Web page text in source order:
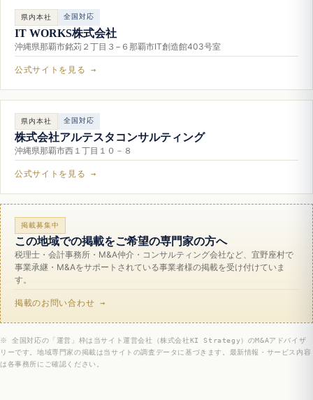
県内本社 全国対応
IT WORKS株式会社
沖縄県那覇市銘苅２丁目３−６那覇市IT創造館403号室
公式サイトを見る →
県内本社 全国対応
株式会社アルテスタコンサルティング
沖縄県那覇市西１丁目１０－８
公式サイトを見る →
掲載募集中
この地域での掲載をご希望の専門家の方へ
税理士・会計事務所・M&A仲介・コンサルティング会社など、宜野座村で
事業承継・M&Aをサポートされている事業者様の掲載を受け付けていま
す。
掲載のお問い合わせ →
※ 全国対応の「運営」枠は当サイト運営会社（株式会社KI Strategy）のM&Aアドバイザ
リーです。地域専門家の掲載は当サイトの調査データに基づきます。最新情報・サービス内容
は各事務所にご確認ください。